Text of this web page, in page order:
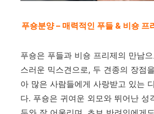
푸숑분양 – 매력적인 푸들 & 비숑 프
푸숑은 푸들과 비숑 프리제의 만남
스러운 믹스견으로, 두 견종의 장점
아 많은 사람들에게 사랑받고 있는
다. 푸숑은 귀여운 외모와 뛰어난 성